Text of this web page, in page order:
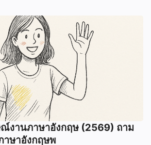
งานภาษาอังกฤษ (2569) ถาม
ษาอังกฤษพ